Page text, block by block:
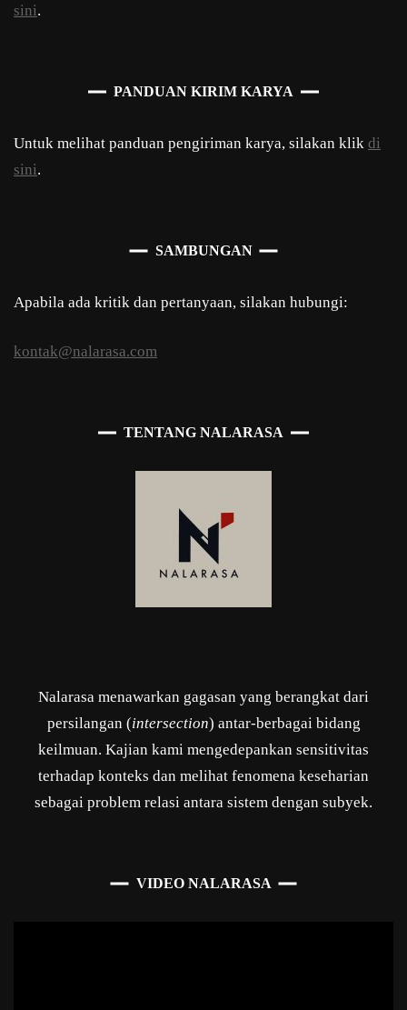
sini.
PANDUAN KIRIM KARYA
Untuk melihat panduan pengiriman karya, silakan klik di
sini.
SAMBUNGAN
Apabila ada kritik dan pertanyaan, silakan hubungi:
kontak@nalarasa.com
TENTANG NALARASA
Nalarasa menawarkan gagasan yang berangkat dari
persilangan (intersection) antar-berbagai bidang
keilmuan. Kajian kami mengedepankan sensitivitas
terhadap konteks dan melihat fenomena keseharian
sebagai problem relasi antara sistem dengan subyek.
VIDEO NALARASA